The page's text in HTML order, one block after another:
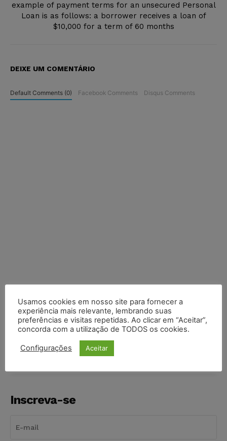
example of payment terms for an unsecured Personal
Loan is as follows: a borrower receives a loan of
$10,000 for a term of 60 months
DEIXE UM COMENTÁRIO
Default Comments (0) Facebook Comments Disqus Comments
COMPARTILHE
Inscreva-se
Usamos cookies em nosso site para fornecer a
experiência mais relevante, lembrando suas
preferências e visitas repetidas. Ao clicar em “Aceitar”,
concorda com a utilização de TODOS os cookies.
Configurações Aceitar